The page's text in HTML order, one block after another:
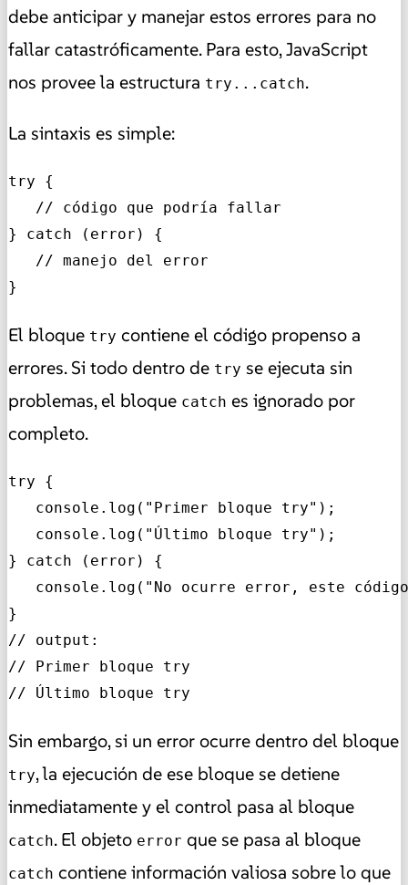
debe anticipar y manejar estos errores para no
fallar catastróficamente. Para esto, JavaScript
nos provee la estructura try...catch.
La sintaxis es simple:
try {
   // código que podría fallar
} catch (error) {
   // manejo del error
}
El bloque try contiene el código propenso a
errores. Si todo dentro de try se ejecuta sin
problemas, el bloque catch es ignorado por
completo.
try {
   console.log("Primer bloque try");
   console.log("Último bloque try");
} catch (error) {
console.log("No ocurre error, este
}
// output:
// Primer bloque try
// Último bloque try
Sin embargo, si un error ocurre dentro del bloque
try, la ejecución de ese bloque se detiene
inmediatamente y el control pasa al bloque
catch. El objeto error que se pasa al bloque
catch contiene información valiosa sobre lo que